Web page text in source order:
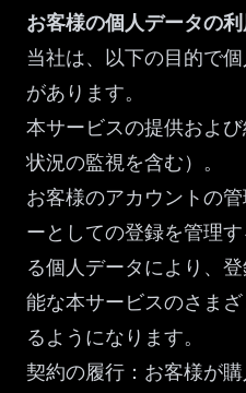
お客様の個人データの
当社は、以下の目的で
があります。
本サービスの提供およ
状況の監視を含む）。
お客様のアカウントの
ーとしての登録を管理
る個人データにより、
能な本サービスのさま
るようになります。
契約の履行：お客様が